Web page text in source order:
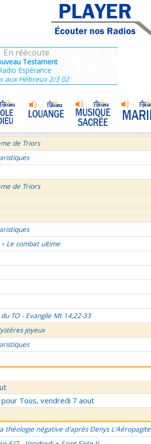
En réécoute
Testament
Espérance
aux Hébreux 2/3 02
37/106
6/7 - Vendredi + Saint Sixte II
théologie négative d'après Denys L'Aéropagite
de Triors
de Triors
• Le combat ultime
TO - Evangile Mt 14,22-33
joyeux
Tous, vendredi 7 aout
théologie négative d'après Denys L'Aéropagite